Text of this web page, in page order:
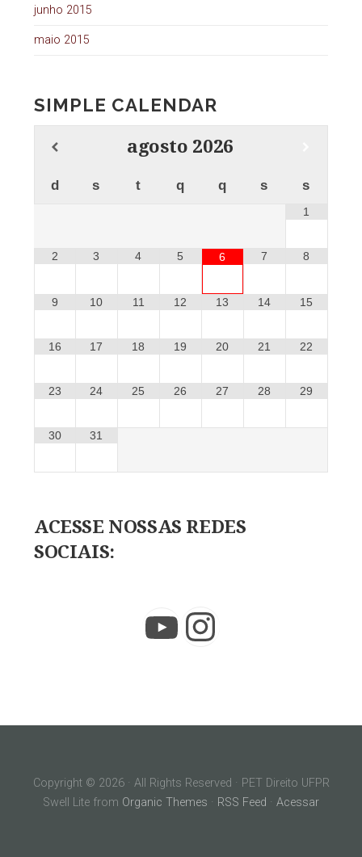
junho 2015
maio 2015
SIMPLE CALENDAR
agosto 2026
d s t q q s s
1
2 3 4 5 6 7 8
9 10 11 12 13 14 15
16 17 18 19 20 21 22
23 24 25 26 27 28 29
30 31
ACESSE NOSSAS REDES
SOCIAIS:
YouTube
Instagram
Copyright © 2026 · All Rights Reserved · PET Direito UFPR
Swell Lite from Organic Themes · RSS Feed · Acessar